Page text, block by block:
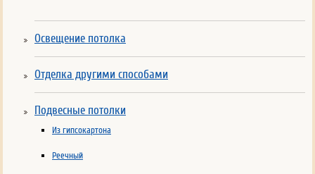
Освещение потолка
Отделка другими способами
Подвесные потолки
Из гипсокартона
Реечный